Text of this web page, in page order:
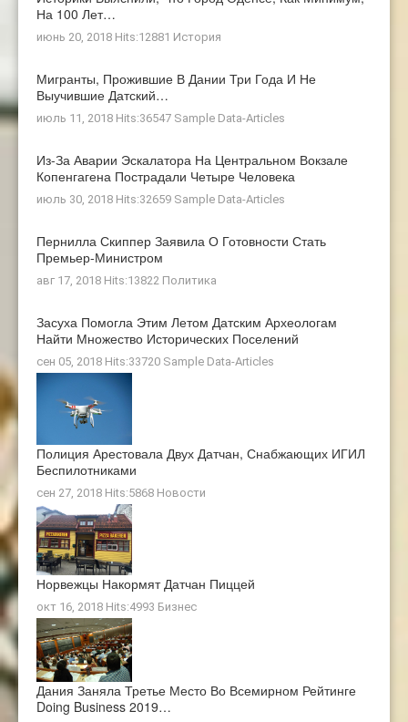
На 100 Лет…
июнь 20, 2018 Hits:12881 История
Мигранты, Прожившие В Дании Три Года И Не
Выучившие Датский…
июль 11, 2018 Hits:36547 Sample Data-Articles
Из-За Аварии Эскалатора На Центральном Вокзале
Копенгагена Пострадали Четыре Человека
июль 30, 2018 Hits:32659 Sample Data-Articles
Пернилла Скиппер Заявила О Готовности Стать
Премьер-Министром
авг 17, 2018 Hits:13822 Политика
Засуха Помогла Этим Летом Датским Археологам
Найти Множество Исторических Поселений
сен 05, 2018 Hits:33720 Sample Data-Articles
Полиция Арестовала Двух Датчан, Снабжающих ИГИЛ
Беспилотниками
сен 27, 2018 Hits:5868 Новости
Норвежцы Накормят Датчан Пиццей
окт 16, 2018 Hits:4993 Бизнес
Дания Заняла Третье Место Во Всемирном Рейтинге
Doing Business 2019…